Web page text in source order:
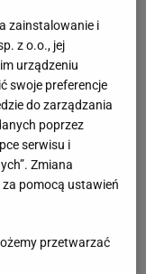
zainstalowanie i
z o.o., jej
urządzeniu
swoje preferencje
do zarządzania
poprzez
serwisu i
Zmiana
pomocą ustawień
przetwarzać